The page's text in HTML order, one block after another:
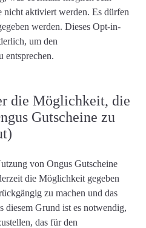
nicht aktiviert werden. Es dürfen
werden. Dieses Opt-in-
um den
entsprechen.
die Möglichkeit, die
Gutscheine zu
von Ongus Gutscheine
die Möglichkeit gegeben
zu machen und das
diesem Grund ist es notwendig,
, das für den